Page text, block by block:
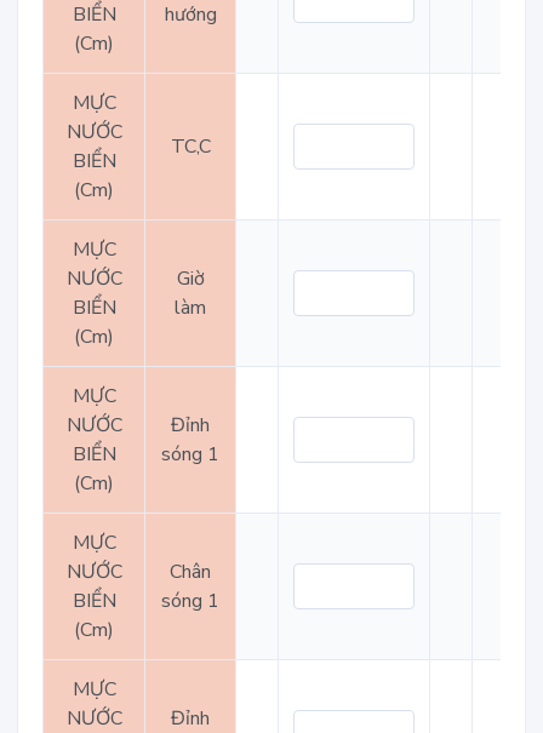
BIỂN
(Cm)
hướng
MỰC
NƯỚC
BIỂN
(Cm)
TC,C
MỰC
NƯỚC
BIỂN
(Cm)
Giờ
làm
MỰC
NƯỚC
BIỂN
(Cm)
Đỉnh
sóng 1
MỰC
NƯỚC
BIỂN
(Cm)
Chân
sóng 1
MỰC
NƯỚC
Đỉnh